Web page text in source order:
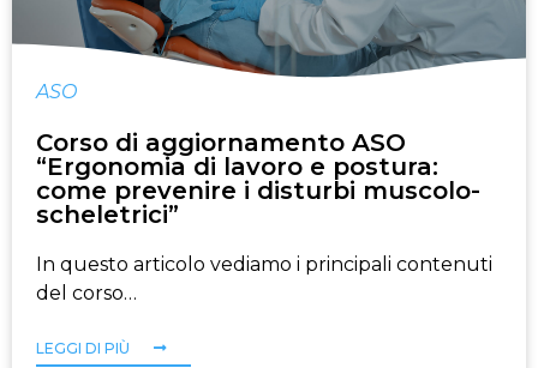
ASO
Corso di aggiornamento ASO
“Ergonomia di lavoro e postura:
come prevenire i disturbi muscolo-
scheletrici”
In questo articolo vediamo i principali contenuti
del corso…
LEGGI DI PIÙ